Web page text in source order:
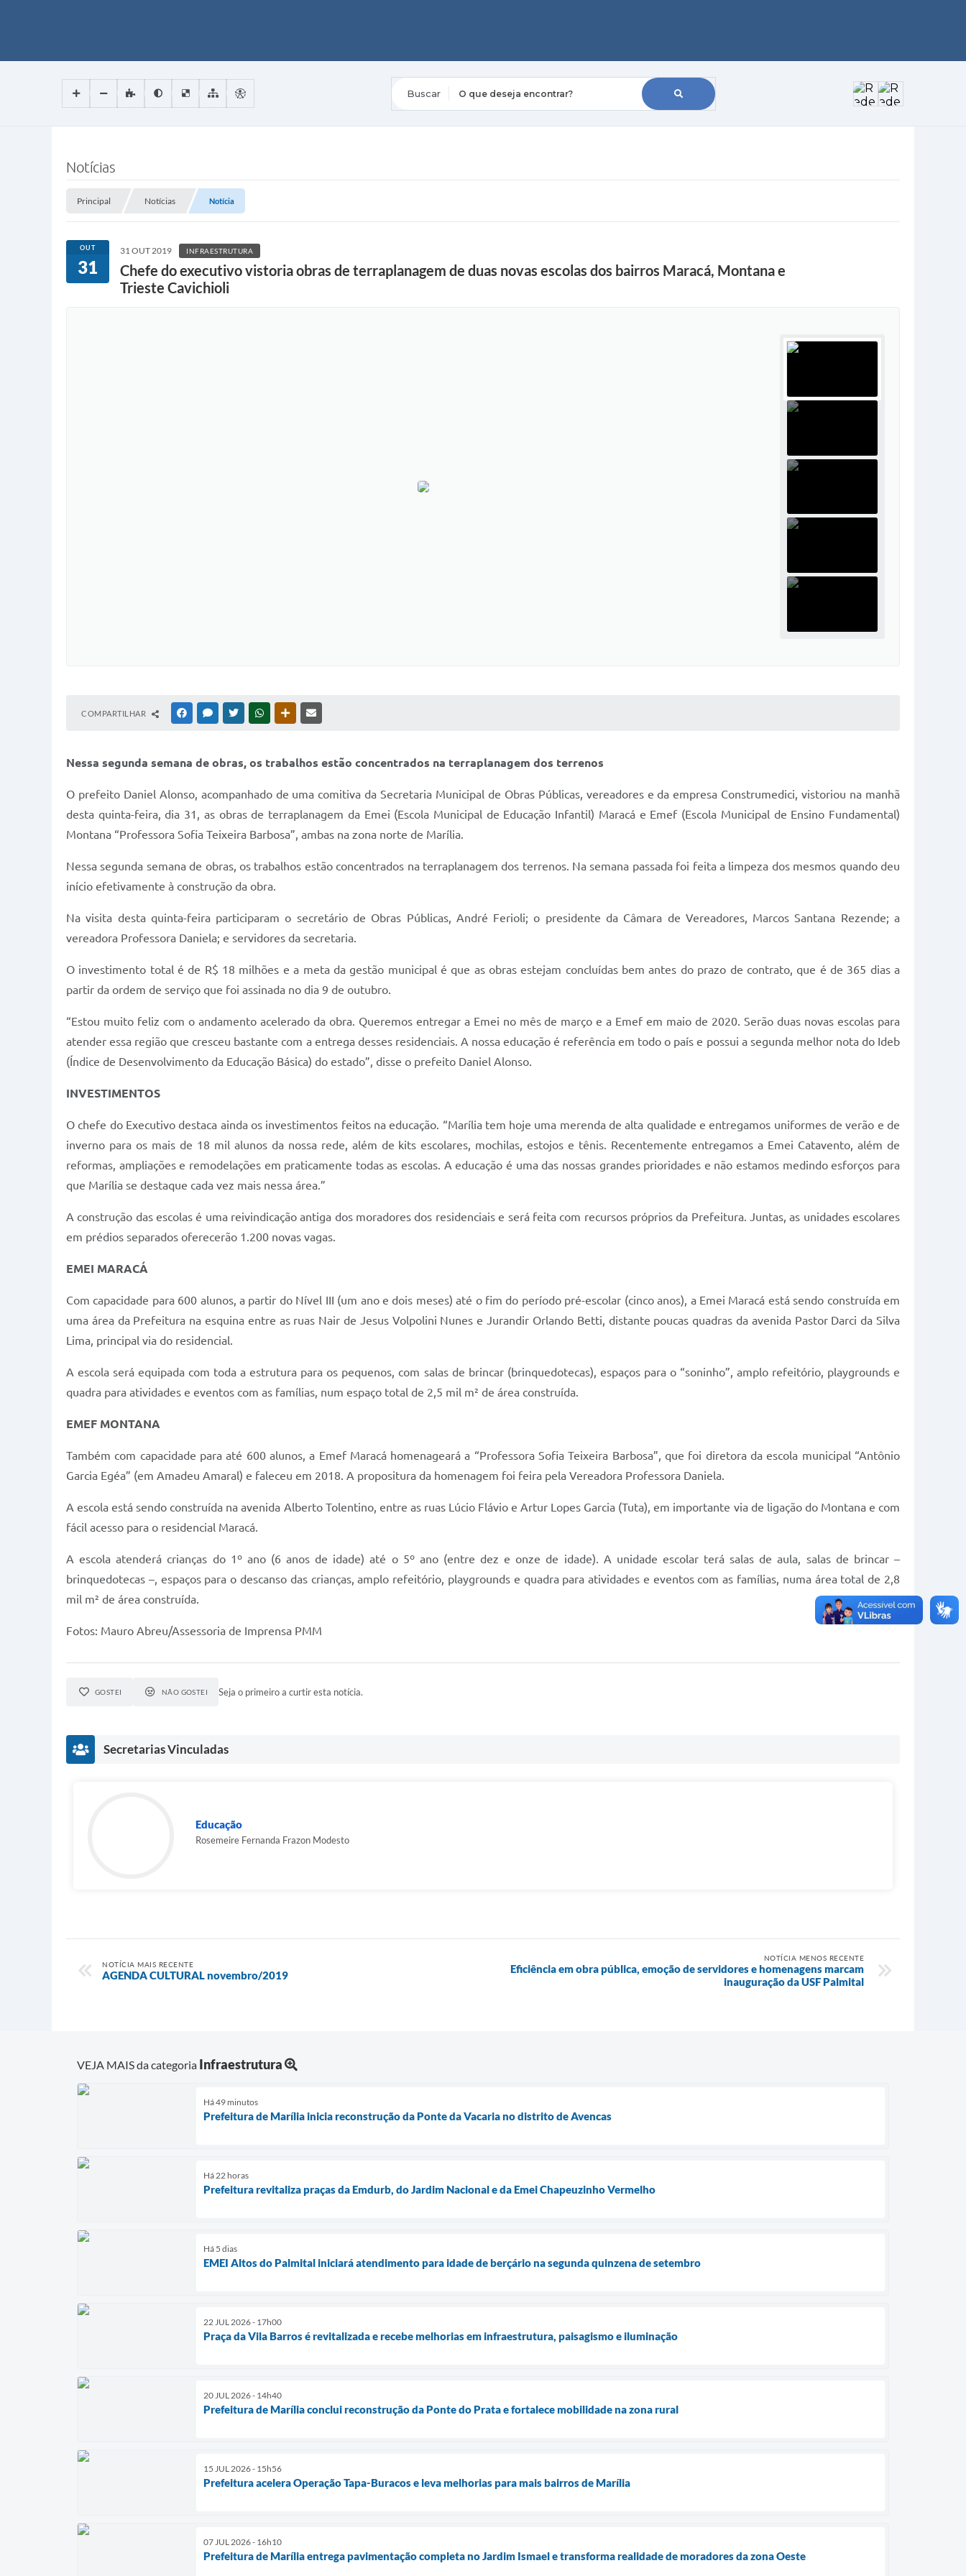
Notícias
Principal Notícias Notícia
OUT
31
31 OUT 2019 INFRAESTRUTURA
Chefe do executivo vistoria obras de terraplanagem de duas novas escolas dos bairros Maracá, Montana e
Trieste Cavichioli
COMPARTILHAR FACEBOOKMESSENGER
TWITTERWHATSAPPOUTRAS MÍDIAS
Nessa segunda semana de obras, os trabalhos estão concentrados na terraplanagem dos terrenos
O prefeito Daniel Alonso, acompanhado de uma comitiva da Secretaria Municipal de Obras Públicas, vereadores e da empresa Construmedici, vistoriou na manhã
desta quinta-feira, dia 31, as obras de terraplanagem da Emei (Escola Municipal de Educação Infantil) Maracá e Emef (Escola Municipal de Ensino Fundamental)
Montana “Professora Sofia Teixeira Barbosa”, ambas na zona norte de Marília.
Nessa segunda semana de obras, os trabalhos estão concentrados na terraplanagem dos terrenos. Na semana passada foi feita a limpeza dos mesmos quando deu
início efetivamente à construção da obra.
Na visita desta quinta-feira participaram o secretário de Obras Públicas, André Ferioli; o presidente da Câmara de Vereadores, Marcos Santana Rezende; a
vereadora Professora Daniela; e servidores da secretaria.
O investimento total é de R$ 18 milhões e a meta da gestão municipal é que as obras estejam concluídas bem antes do prazo de contrato, que é de 365 dias a
partir da ordem de serviço que foi assinada no dia 9 de outubro.
“Estou muito feliz com o andamento acelerado da obra. Queremos entregar a Emei no mês de março e a Emef em maio de 2020. Serão duas novas escolas para
atender essa região que cresceu bastante com a entrega desses residenciais. A nossa educação é referência em todo o país e possui a segunda melhor nota do Ideb
(Índice de Desenvolvimento da Educação Básica) do estado”, disse o prefeito Daniel Alonso.
INVESTIMENTOS
O chefe do Executivo destaca ainda os investimentos feitos na educação. “Marília tem hoje uma merenda de alta qualidade e entregamos uniformes de verão e de
inverno para os mais de 18 mil alunos da nossa rede, além de kits escolares, mochilas, estojos e tênis. Recentemente entregamos a Emei Catavento, além de
reformas, ampliações e remodelações em praticamente todas as escolas. A educação é uma das nossas grandes prioridades e não estamos medindo esforços para
que Marília se destaque cada vez mais nessa área.”
A construção das escolas é uma reivindicação antiga dos moradores dos residenciais e será feita com recursos próprios da Prefeitura. Juntas, as unidades escolares
em prédios separados oferecerão 1.200 novas vagas.
EMEI MARACÁ
Com capacidade para 600 alunos, a partir do Nível III (um ano e dois meses) até o fim do período pré-escolar (cinco anos), a Emei Maracá está sendo construída em
uma área da Prefeitura na esquina entre as ruas Nair de Jesus Volpolini Nunes e Jurandir Orlando Betti, distante poucas quadras da avenida Pastor Darci da Silva
Lima, principal via do residencial.
A escola será equipada com toda a estrutura para os pequenos, com salas de brincar (brinquedotecas), espaços para o “soninho”, amplo refeitório, playgrounds e
quadra para atividades e eventos com as famílias, num espaço total de 2,5 mil m² de área construída.
EMEF MONTANA
Também com capacidade para até 600 alunos, a Emef Maracá homenageará a “Professora Sofia Teixeira Barbosa”, que foi diretora da escola municipal “Antônio
Garcia Egéa” (em Amadeu Amaral) e faleceu em 2018. A propositura da homenagem foi feira pela Vereadora Professora Daniela.
A escola está sendo construída na avenida Alberto Tolentino, entre as ruas Lúcio Flávio e Artur Lopes Garcia (Tuta), em importante via de ligação do Montana e com
fácil acesso para o residencial Maracá.
A escola atenderá crianças do 1º ano (6 anos de idade) até o 5º ano (entre dez e onze de idade). A unidade escolar terá salas de aula, salas de brincar –
brinquedotecas –, espaços para o descanso das crianças, amplo refeitório, playgrounds e quadra para atividades e eventos com as famílias, numa área total de 2,8
mil m² de área construída.
Fotos: Mauro Abreu/Assessoria de Imprensa PMM
GOSTEI NÃO GOSTEI Seja o primeiro a curtir esta notícia.
Secretarias Vinculadas
Educação
Rosemeire Fernanda Frazon Modesto
NOTÍCIA MAIS RECENTE
AGENDA CULTURAL novembro/2019
NOTÍCIA MENOS RECENTE
Eficiência em obra pública, emoção de servidores e homenagens marcam
inauguração da USF Palmital
VEJA MAIS da categoria Infraestrutura
Há 49 minutos
Prefeitura de Marília inicia reconstrução da Ponte da Vacaria no distrito de Avencas
Há 22 horas
Prefeitura revitaliza praças da Emdurb, do Jardim Nacional e da Emei Chapeuzinho Vermelho
Há 5 dias
EMEI Altos do Palmital iniciará atendimento para idade de berçário na segunda quinzena de setembro
22 JUL 2026 - 17h00
Praça da Vila Barros é revitalizada e recebe melhorias em infraestrutura, paisagismo e iluminação
20 JUL 2026 - 14h40
Prefeitura de Marília conclui reconstrução da Ponte do Prata e fortalece mobilidade na zona rural
15 JUL 2026 - 15h56
Prefeitura acelera Operação Tapa-Buracos e leva melhorias para mais bairros de Marília
07 JUL 2026 - 16h10
Prefeitura de Marília entrega pavimentação completa no Jardim Ismael e transforma realidade de moradores da zona Oeste